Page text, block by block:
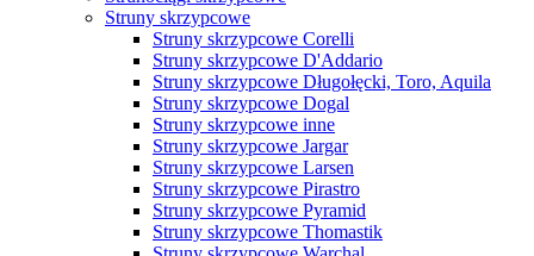
Struny skrzypcowe
Struny skrzypcowe Corelli
Struny skrzypcowe D'Addario
Struny skrzypcowe Długołęcki, Toro, Aquila
Struny skrzypcowe Dogal
Struny skrzypcowe inne
Struny skrzypcowe Jargar
Struny skrzypcowe Larsen
Struny skrzypcowe Pirastro
Struny skrzypcowe Pyramid
Struny skrzypcowe Thomastik